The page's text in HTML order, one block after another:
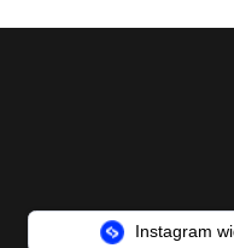
Instagram